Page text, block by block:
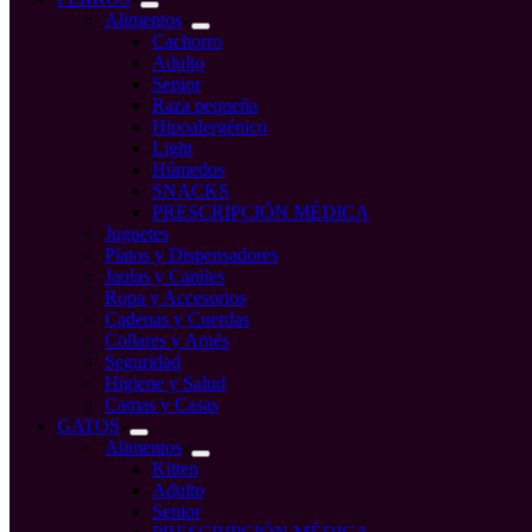
Alimentos
Cachorro
Adulto
Senior
Raza pequeña
Hipoalergénico
Light
Húmedos
SNACKS
PRESCRIPCIÓN MÉDICA
Juguetes
Platos y Dispensadores
Jaulas y Caniles
Ropa y Accesorios
Cadenas y Cuerdas
Collares y Arnés
Seguridad
Higiene y Salud
Camas y Casas
GATOS
Alimentos
Kitten
Adulto
Senior